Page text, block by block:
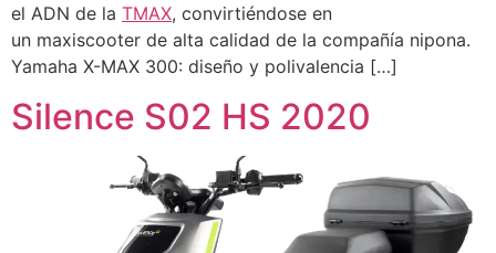
el ADN de la TMAX, convirtiéndose en
un maxiscooter de alta calidad de la compañía nipona.
Yamaha X-MAX 300: diseño y polivalencia […]
Silence S02 HS 2020